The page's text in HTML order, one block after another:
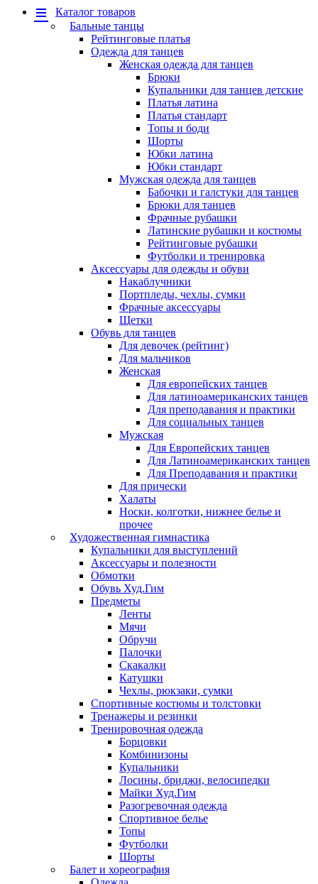
Меню
Каталог товаров
Бальные танцы
Рейтинговые платья
Одежда для танцев
Женская одежда для танцев
Брюки
Купальники для танцев детские
Платья латина
Платья стандарт
Топы и боди
Шорты
Юбки латина
Юбки стандарт
Мужская одежда для танцев
Бабочки и галстуки для танцев
Брюки для танцев
Фрачные рубашки
Латинские рубашки и костюмы
Рейтинговые рубашки
Футболки и тренировка
Аксессуары для одежды и обуви
Накаблучники
Портпледы, чехлы, сумки
Фрачные аксессуары
Щетки
Обувь для танцев
Для девочек (рейтинг)
Для мальчиков
Женская
Для европейских танцев
Для латиноамериканских танцев
Для преподавания и практики
Для социальных танцев
Мужская
Для Европейских танцев
Для Латиноамериканских танцев
Для Преподавания и практики
Для прически
Халаты
Носки, колготки, нижнее белье и
прочее
Художественная гимнастика
Купальники для выступлений
Аксессуары и полезности
Обмотки
Обувь Худ.Гим
Предметы
Ленты
Мячи
Обручи
Палочки
Скакалки
Катушки
Чехлы, рюкзаки, сумки
Спортивные костюмы и толстовки
Тренажеры и резинки
Тренировочная одежда
Борцовки
Комбинизоны
Купальники
Лосины, бриджи, велосипедки
Майки Худ.Гим
Разогревочная одежда
Спортивное белье
Топы
Футболки
Шорты
Балет и хореография